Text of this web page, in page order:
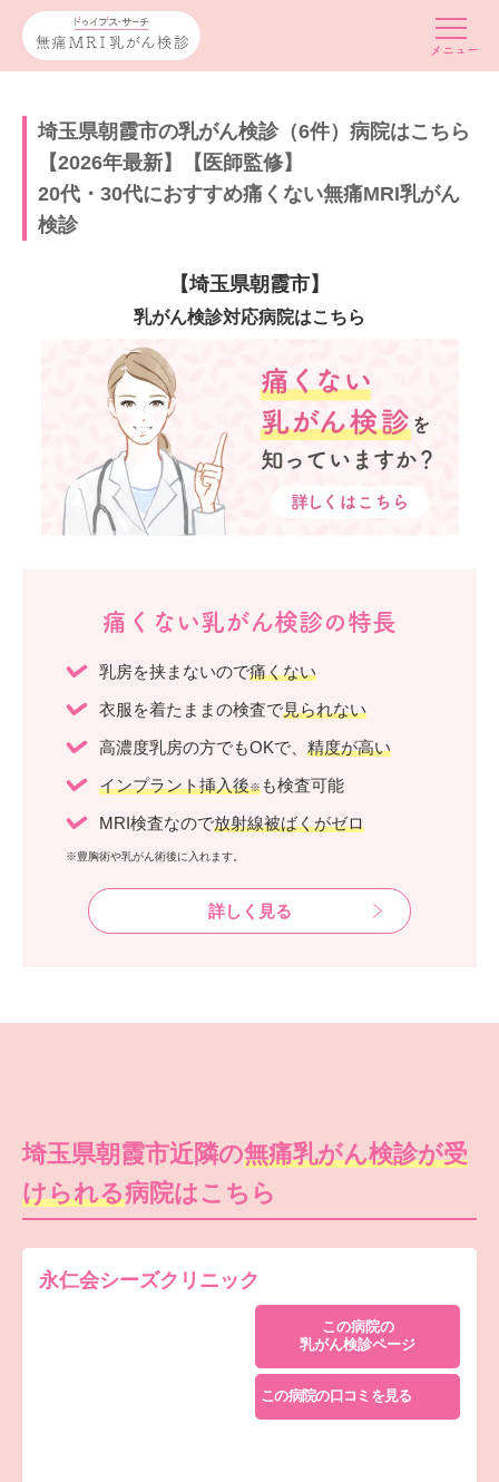
埼玉県朝霞市の乳がん検診（6件）病院はこちら
【2026年最新】【医師監修】
20代・30代におすすめ痛くない無痛MRI乳がん
検診
【埼玉県朝霞市】
乳がん検診対応病院はこちら
痛くない乳がん検診の特長
乳房を挟まないので痛くない
衣服を着たままの検査で見られない
高濃度乳房の方でもOKで、 精度が高い
インプラント挿入後※ も検査可能
MRI検査なので放射線被ばくがゼロ
※豊胸術や乳がん術後に入れます。
詳しく見る
埼玉県朝霞市近隣の無痛乳がん検診が受
けられる病院はこちら
永仁会シーズクリニック
この病院の
乳がん検診ページ
この病院の口コミを見る